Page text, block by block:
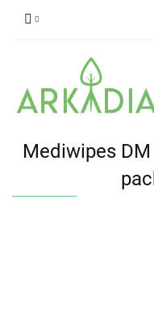
Mediwipes